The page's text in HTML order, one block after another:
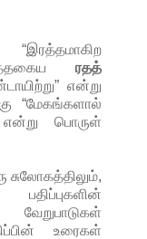
ரதத்
என்று
“மேகங்களால்
பொருள்
சுலோகத்திலும்,
உரைகள்